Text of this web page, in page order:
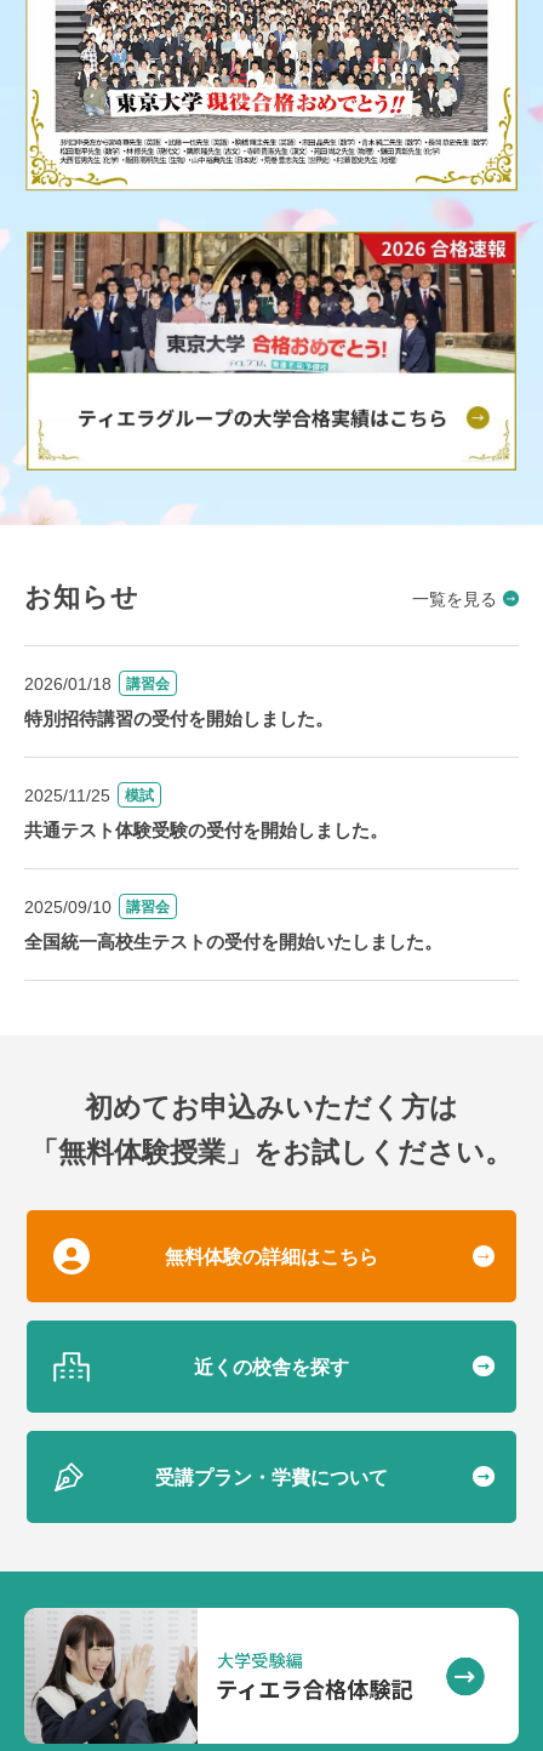
お知らせ 一覧を見る
2026/01/18 講習会
特別招待講習の受付を開始しました。
2025/11/25 模試
共通テスト体験受験の受付を開始しました。
2025/09/10 講習会
全国統一高校生テストの受付を開始いたしました。
初めてお申込みいただく方は
「無料体験授業」をお試しください。
無料体験の詳細はこちら
近くの校舎を探す
受講プラン・学費について